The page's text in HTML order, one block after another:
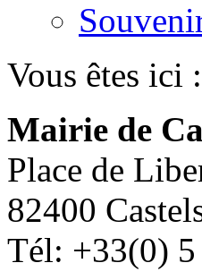
Vous êtes ici :
Mairie de
Place de
82400
Tél: +33(0)